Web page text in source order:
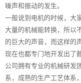
噪声和振动的发生。
一般说到电机的时候，大
大量的机械能转换，所以
的巨大的声音，而这样的
现在也都专门地开发出了
公司拥有专业的机械研发
系，成熟的生产工艺体系